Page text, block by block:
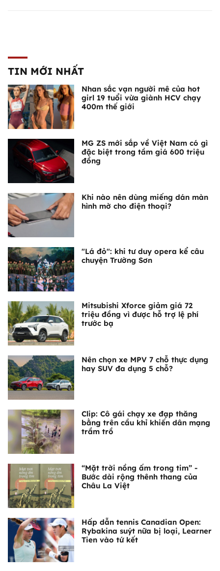
TIN MỚI NHẤT
Nhan sắc vạn người mê của hot
girl 19 tuổi vừa giành HCV chạy
400m thế giới
MG ZS mới sắp về Việt Nam có gì
đặc biệt trong tầm giá 600 triệu
đồng
Khi nào nên dùng miếng dán màn
hình mờ cho điện thoại?
"Lá đỏ": khi tư duy opera kể câu
chuyện Trường Sơn
Mitsubishi Xforce giảm giá 72
triệu đồng vì được hỗ trợ lệ phí
trước bạ
Nên chọn xe MPV 7 chỗ thực dụng
hay SUV đa dụng 5 chỗ?
Clip: Cô gái chạy xe đạp thăng
bằng trên cầu khỉ khiến dân mạng
trầm trồ
“Mặt trời nồng ấm trong tim” -
Bước dài rộng thênh thang của
Châu La Việt
Hấp dẫn tennis Canadian Open:
Rybakina suýt nữa bị loại, Learner
Tien vào tứ kết